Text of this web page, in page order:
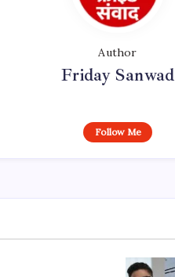
Author
Friday Sanwad
Follow Me